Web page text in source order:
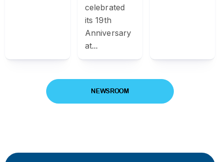
celebrated
its 19th
Anniversary
at...
NEWSROOM